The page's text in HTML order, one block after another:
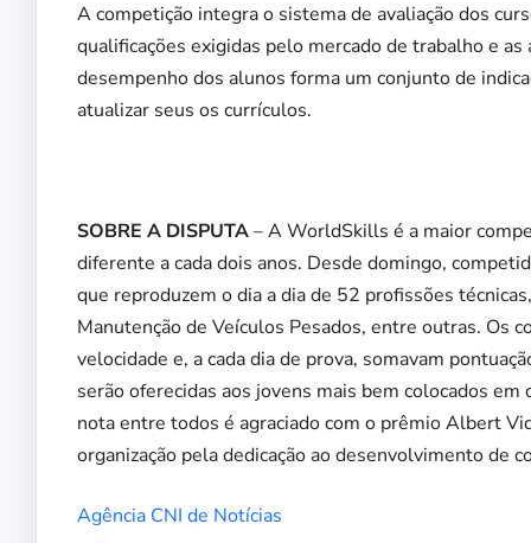
A competição integra o sistema de avaliação dos
qualificações exigidas pelo mercado de trabalho e
desempenho dos alunos forma um conjunto de
atualizar seus os currículos.
SOBRE A DISPUTA– A WorldSkills é a maior
diferente a cada dois anos. Desde domingo,
que reproduzem o dia a dia de 52 profissões
Manutenção de Veículos Pesados, entre outras. Os
velocidade e, a cada dia de prova, somavam
serão oferecidas aos jovens mais bem colocados
nota entre todos é agraciado com o prêmio Albert
organização pela dedicação ao desenvolvimento de
Agência CNI de Notícias